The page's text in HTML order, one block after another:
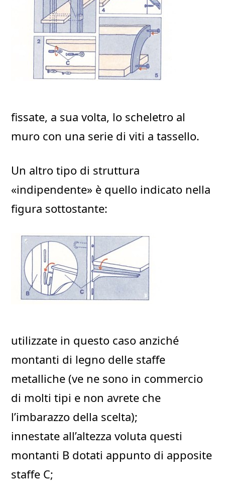
fissate, a sua volta, lo scheletro al
muro con una serie di viti a tassello.
Un altro tipo di struttura
«indipendente» è quello indicato nella
figura sottostante:
utilizzate in questo caso anziché
montanti di legno delle staffe
metalliche (ve ne sono in commercio
di molti tipi e non avrete che
l’imbarazzo della scelta);
innestate all’altezza voluta questi
montanti B dotati appunto di apposite
staffe C;